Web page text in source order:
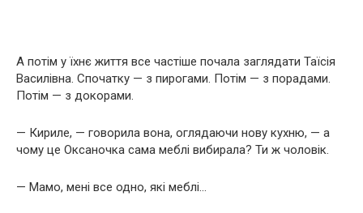
А потім у їхнє життя все частіше почала заглядати Таїсія
Василівна. Спочатку — з пирогами. Потім — з порадами.
Потім — з докорами.
— Кириле, — говорила вона, оглядаючи нову кухню, — а
чому це Оксаночка сама меблі вибирала? Ти ж чоловік.
— Мамо, мені все одно, які меблі…